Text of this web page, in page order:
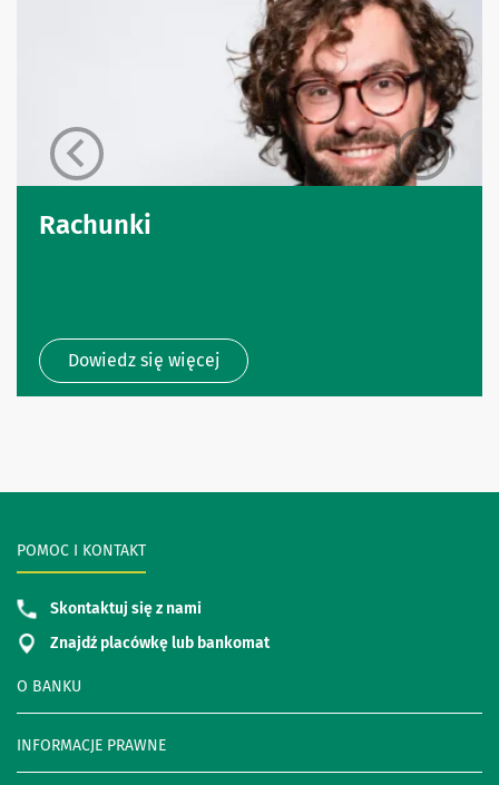
Rachunki
Dowiedz się więcej
O BANKU
INFORMACJE PRAWNE
POMOC I KONTAKT
Skontaktuj się z nami
Znajdź placówkę lub bankomat